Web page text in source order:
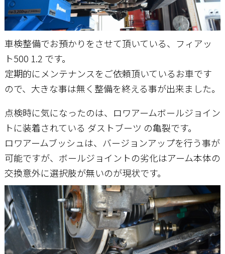
車検整備でお預かりをさせて頂いている、フィアッ
ト500 1.2 です。
定期的にメンテナンスをご依頼頂いているお車です
ので、大きな事は無く整備を終える事が出来ました。
点検時に気になったのは、ロワアームボールジョイン
トに装着されている ダストブーツ の亀裂です。
ロワアームブッシュは、バージョンアップを行う事が
可能ですが、ボールジョイントの劣化はアーム本体の
交換意外に選択肢が無いのが現状です。